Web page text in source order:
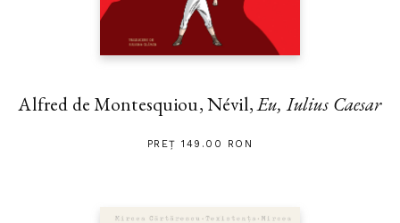
Alfred de Montesquiou, Névil,Eu, Iulius Caesar
PREȚ 149.00 RON